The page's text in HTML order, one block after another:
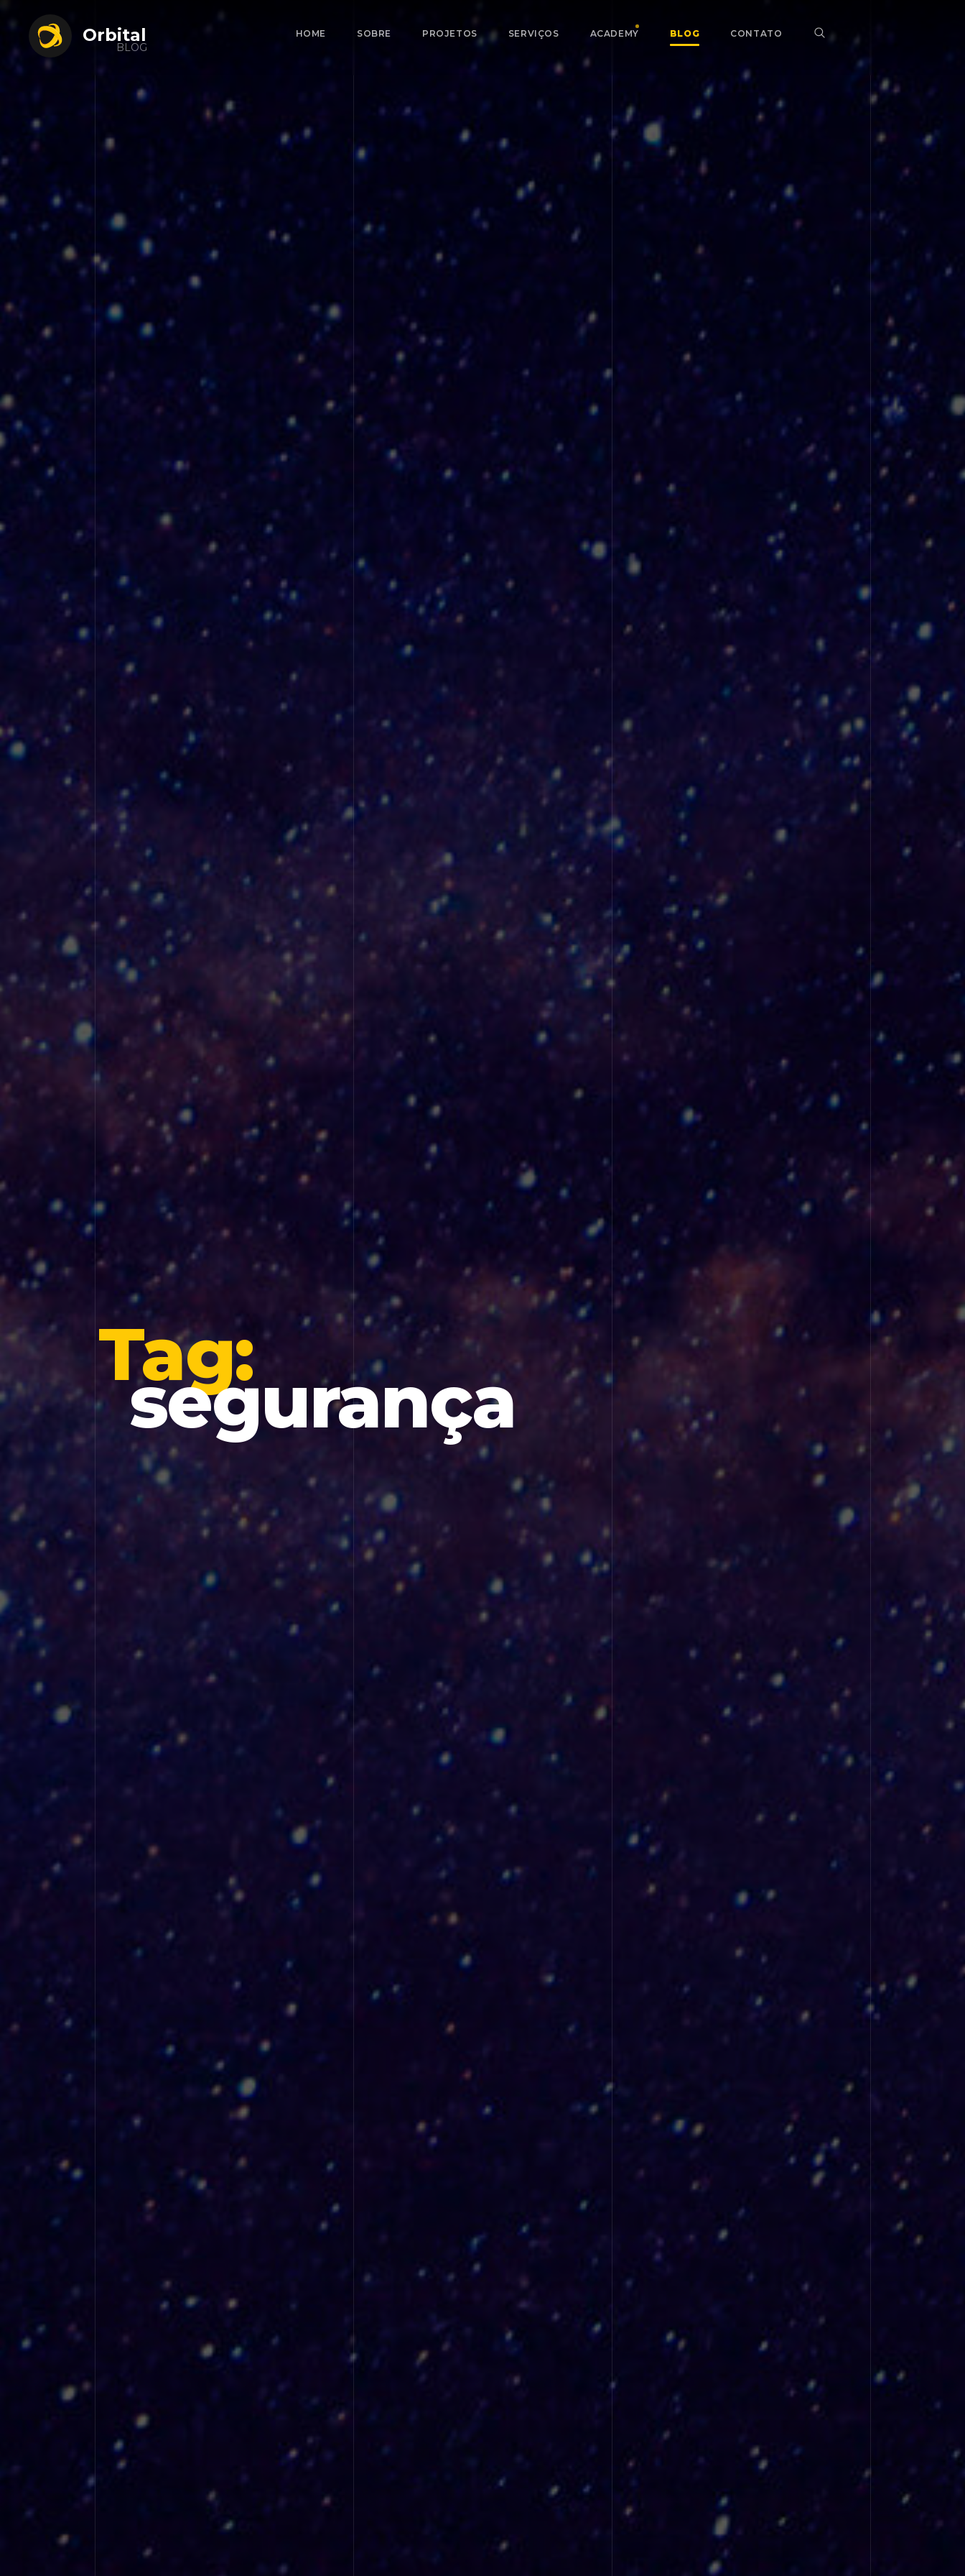
Orbital
BLOG
HOME SOBRE PROJETOS SERVIÇOS ACADEMY BLOG CONTATO
Tag:
segurança